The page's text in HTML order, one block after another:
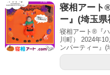
寝相アート
ー』(埼玉
寝相アート®『
川町） 2024年
ンパーティー』(